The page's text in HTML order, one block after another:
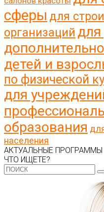
сферы для
организаций
детей и
по физической
для
образования
населения
АКТУАЛЬНЫЕ ПРОГРАММЫ
ЧТО ИЩЕТЕ?